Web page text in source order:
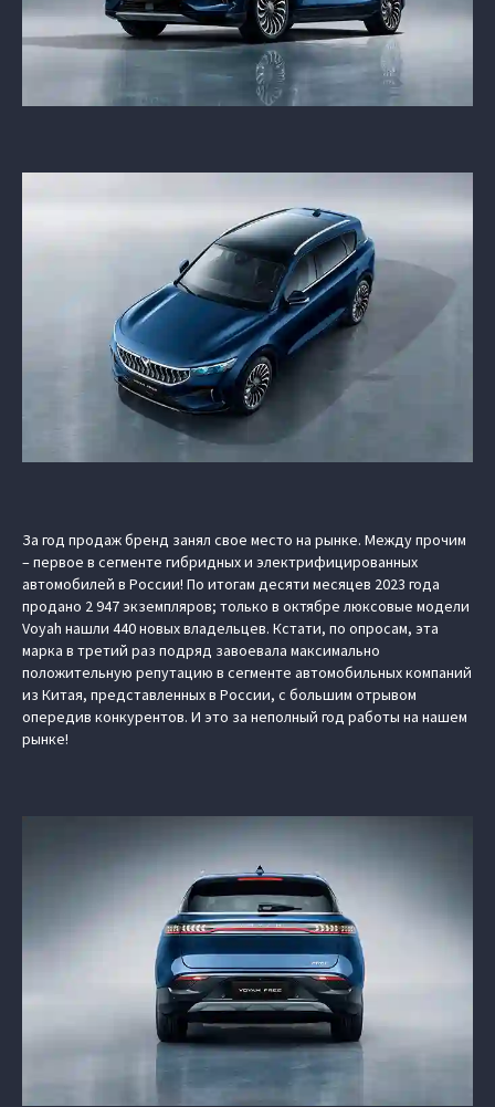
За год продаж бренд занял свое место на рынке. Между прочим
– первое в сегменте гибридных и электрифицированных
автомобилей в России! По итогам десяти месяцев 2023 года
продано 2 947 экземпляров; только в октябре люксовые модели
Voyah нашли 440 новых владельцев. Кстати, по опросам, эта
марка в третий раз подряд завоевала максимально
положительную репутацию в сегменте автомобильных компаний
из Китая, представленных в России, с большим отрывом
опередив конкурентов. И это за неполный год работы на нашем
рынке!